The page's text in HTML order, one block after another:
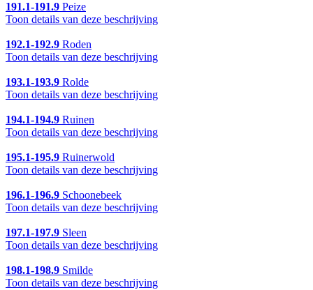
191.1-191.9 Peize
Toon details van deze beschrijving
192.1-192.9 Roden
Toon details van deze beschrijving
193.1-193.9 Rolde
Toon details van deze beschrijving
194.1-194.9 Ruinen
Toon details van deze beschrijving
195.1-195.9 Ruinerwold
Toon details van deze beschrijving
196.1-196.9 Schoonebeek
Toon details van deze beschrijving
197.1-197.9 Sleen
Toon details van deze beschrijving
198.1-198.9 Smilde
Toon details van deze beschrijving